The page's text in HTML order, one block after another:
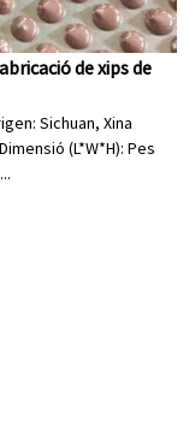
de xips de
Sichuan, Xina
(L*W*H): Pes